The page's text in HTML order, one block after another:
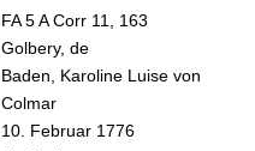
FA 5 A Corr 11, 163
Golbery, de
Baden, Karoline Luise von
Colmar
10. Februar 1776